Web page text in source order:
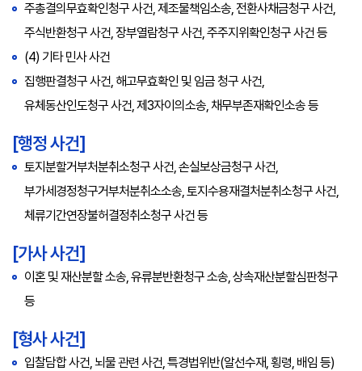
주총결의무효확인청구 사건, 제조물책임소송, 전환사채금청구 사건,
주식반환청구 사건, 장부열람청구 사건, 주주지위확인청구 사건 등
(4) 기타 민사 사건
집행판결청구 사건, 해고무효확인 및 임금 청구 사건,
유체동산인도청구 사건, 제3자이의소송, 채무부존재확인소송 등
[행정 사건]
토지분할거부처분취소청구 사건, 손실보상금청구 사건,
부가세경정청구거부처분취소소송, 토지수용재결처분취소청구 사건,
체류기간연장불허결정취소청구 사건 등
[가사 사건]
이혼 및 재산분할 소송, 유류분반환청구 소송, 상속재산분할심판청구
등
[형사 사건]
입찰담합 사건, 뇌물 관련 사건, 특경법위반(알선수재, 횡령, 배임 등)